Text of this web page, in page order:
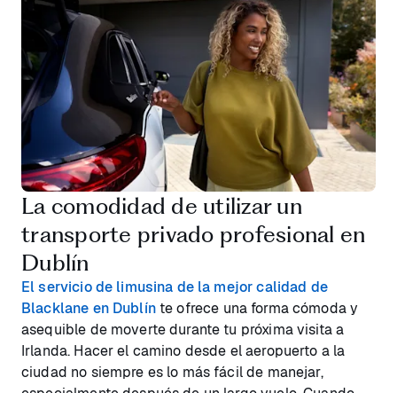
La comodidad de utilizar un
transporte privado profesional en
Dublín
El servicio de limusina de la mejor calidad de
Blacklane en Dublínte ofrece una forma cómoda y
asequible de moverte durante tu próxima visita a
Irlanda. Hacer el camino desde el aeropuerto a la
ciudad no siempre es lo más fácil de manejar,